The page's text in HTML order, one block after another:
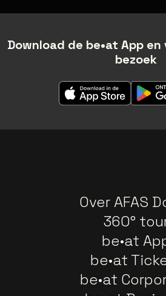
Download de be•at App
bezoek
Over AFAS
360°
be•at
be•at
be•at